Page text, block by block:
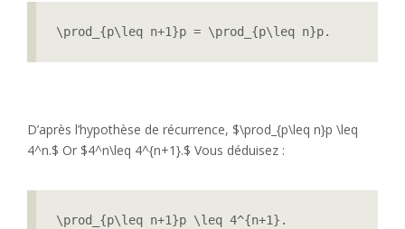
\prod_{p\leq n+1}p = \prod_{p\leq n}p.
D’après l’hypothèse de récurrence, $\prod_{p\leq n}p \leq
4^n.$ Or $4^n\leq 4^{n+1}.$ Vous déduisez :
\prod_{p\leq n+1}p \leq 4^{n+1}.